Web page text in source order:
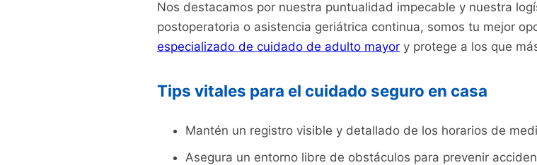
Nos destacamos por nuestra puntualidad impecable y nuestra
postoperatoria o asistencia geriátrica continua, somos tu mejor
especializado de cuidado de adulto mayor y protege a los que
Tips vitales para el cuidado seguro en casa
Mantén un registro visible y detallado de los horarios de
Asegura un entorno libre de obstáculos para prevenir